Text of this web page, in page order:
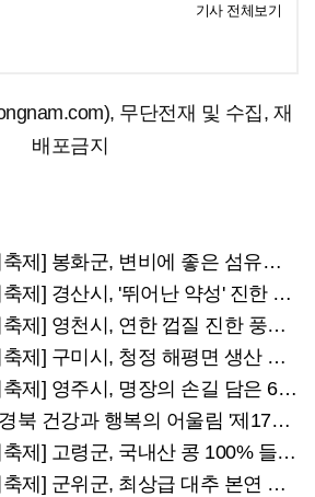
기사 전체보기
무단전재 및 수집, 재
배포금지
화군, 변비에 좋은 섬유질왕 푸룬 '첫선'
경산시, '뛰어난 약성' 진한 도라지엑기스
영천시, 연한 껍질 진한 풍미 샤인머스캣
미시, 청정 해평면 생산 고품질 꿀·호두
영주시, 명장의 손길 담은 6년근 풍기인삼
강과 행복의 어울림 '제17회 아줌마大축제'
령군, 국내산 콩 100% 들어간 전통 장류
위군, 최상급 대추 본연 맛·영양 그대로